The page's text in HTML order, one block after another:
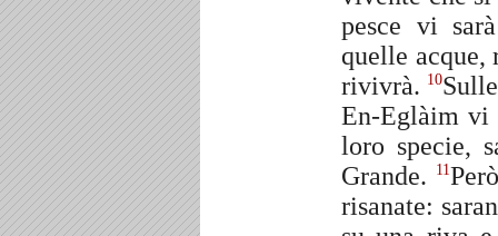
pesce vi
quelle acque,
rivivrà. 10
En-Eglàim vi
loro specie,
Grande.
11
risanate: